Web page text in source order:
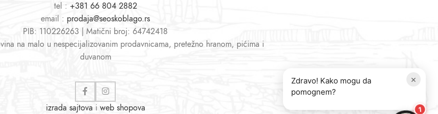
tel : +381 66 804 2882
email : prodaja@seoskoblago.rs
PIB: 110226263 | Matični broj: 64742418
na malo u nespecijalizovanim prodavnicama, pretežno hranom, pićima i
duvanom
izrada sajtova i web shopova
×
Zdravo! Kako mogu da
pomognem?